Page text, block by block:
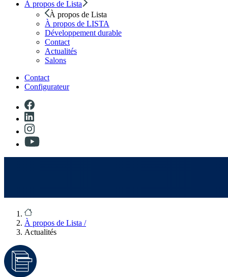
À propos de Lista
À propos de Lista
À propos de LISTA
Développement durable
Contact
Actualités
Salons
Contact
Configurateur
À propos de Lista /
Actualités